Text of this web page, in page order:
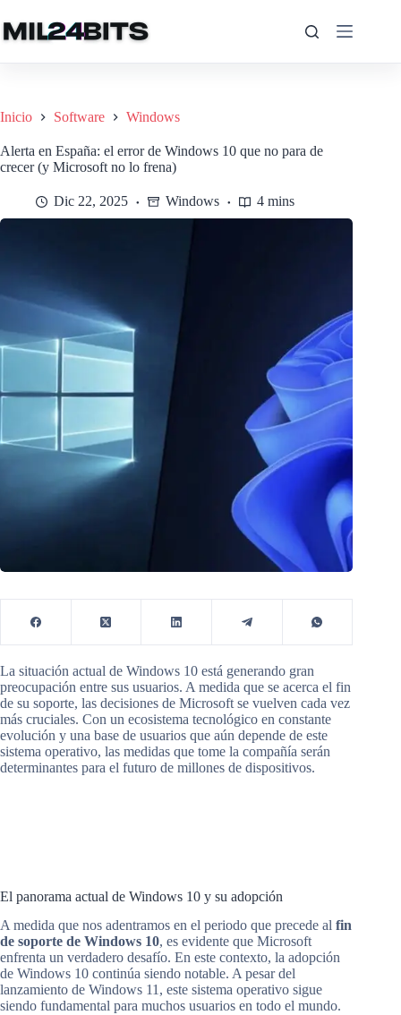
al
contenido
Inicio Software Windows
Alerta en España: el error de Windows 10 que no para de
crecer (y Microsoft no lo frena)
Dic 22, 2025 Windows 4 mins
La situación actual de Windows 10 está generando gran
preocupación entre sus usuarios. A medida que se acerca el fin
de su soporte, las decisiones de Microsoft se vuelven cada vez
más cruciales. Con un ecosistema tecnológico en constante
evolución y una base de usuarios que aún depende de este
sistema operativo, las medidas que tome la compañía serán
determinantes para el futuro de millones de dispositivos.
El panorama actual de Windows 10 y su adopción
A medida que nos adentramos en el periodo que precede al fin
de soporte de Windows 10, es evidente que Microsoft
enfrenta un verdadero desafío. En este contexto, la adopción
de Windows 10 continúa siendo notable. A pesar del
lanzamiento de Windows 11, este sistema operativo sigue
siendo fundamental para muchos usuarios en todo el mundo.